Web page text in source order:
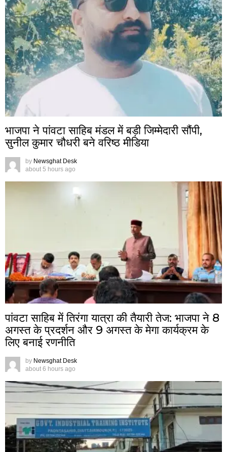
भाजपा ने पांवटा साहिब मंडल में बड़ी जिम्मेदारी सौंपी,
सुनील कुमार चौधरी बने वरिष्ठ मीडिया
by Newsghat Desk
about 5 hours ago
पांवटा साहिब में तिरंगा यात्रा की तैयारी तेज: भाजपा ने 8
अगस्त के प्रदर्शन और 9 अगस्त के मेगा कार्यक्रम के
लिए बनाई रणनीति
by Newsghat Desk
about 6 hours ago